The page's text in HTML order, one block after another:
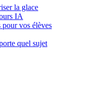
la glace
IA
pour vos élèves
quel sujet